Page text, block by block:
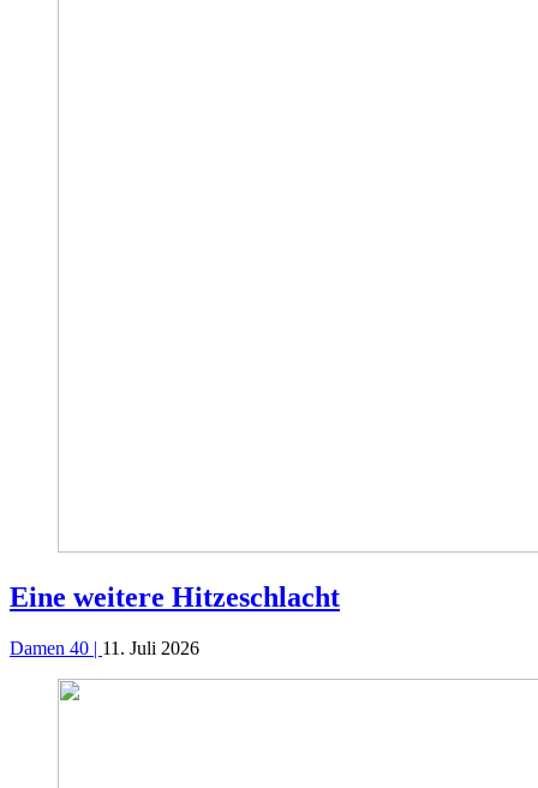
Eine weitere Hitzeschlacht
Damen 40 | 11. Juli 2026